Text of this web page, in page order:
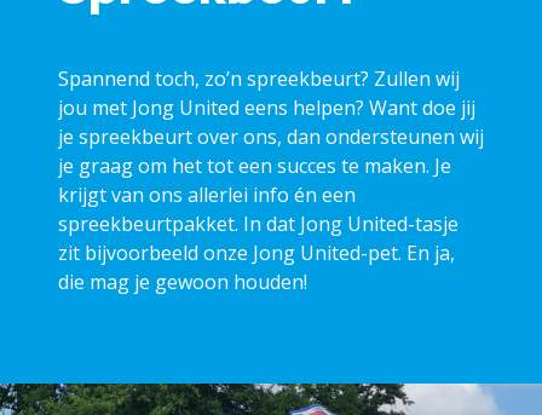
Spannend toch, zo’n spreekbeurt? Zullen wij
jou met Jong United eens helpen? Want doe jij
je spreekbeurt over ons, dan ondersteunen wij
je graag om het tot een succes te maken. Je
krijgt van ons allerlei info én een
spreekbeurtpakket. In dat Jong United-tasje
zit bijvoorbeeld onze Jong United-pet. En ja,
die mag je gewoon houden!